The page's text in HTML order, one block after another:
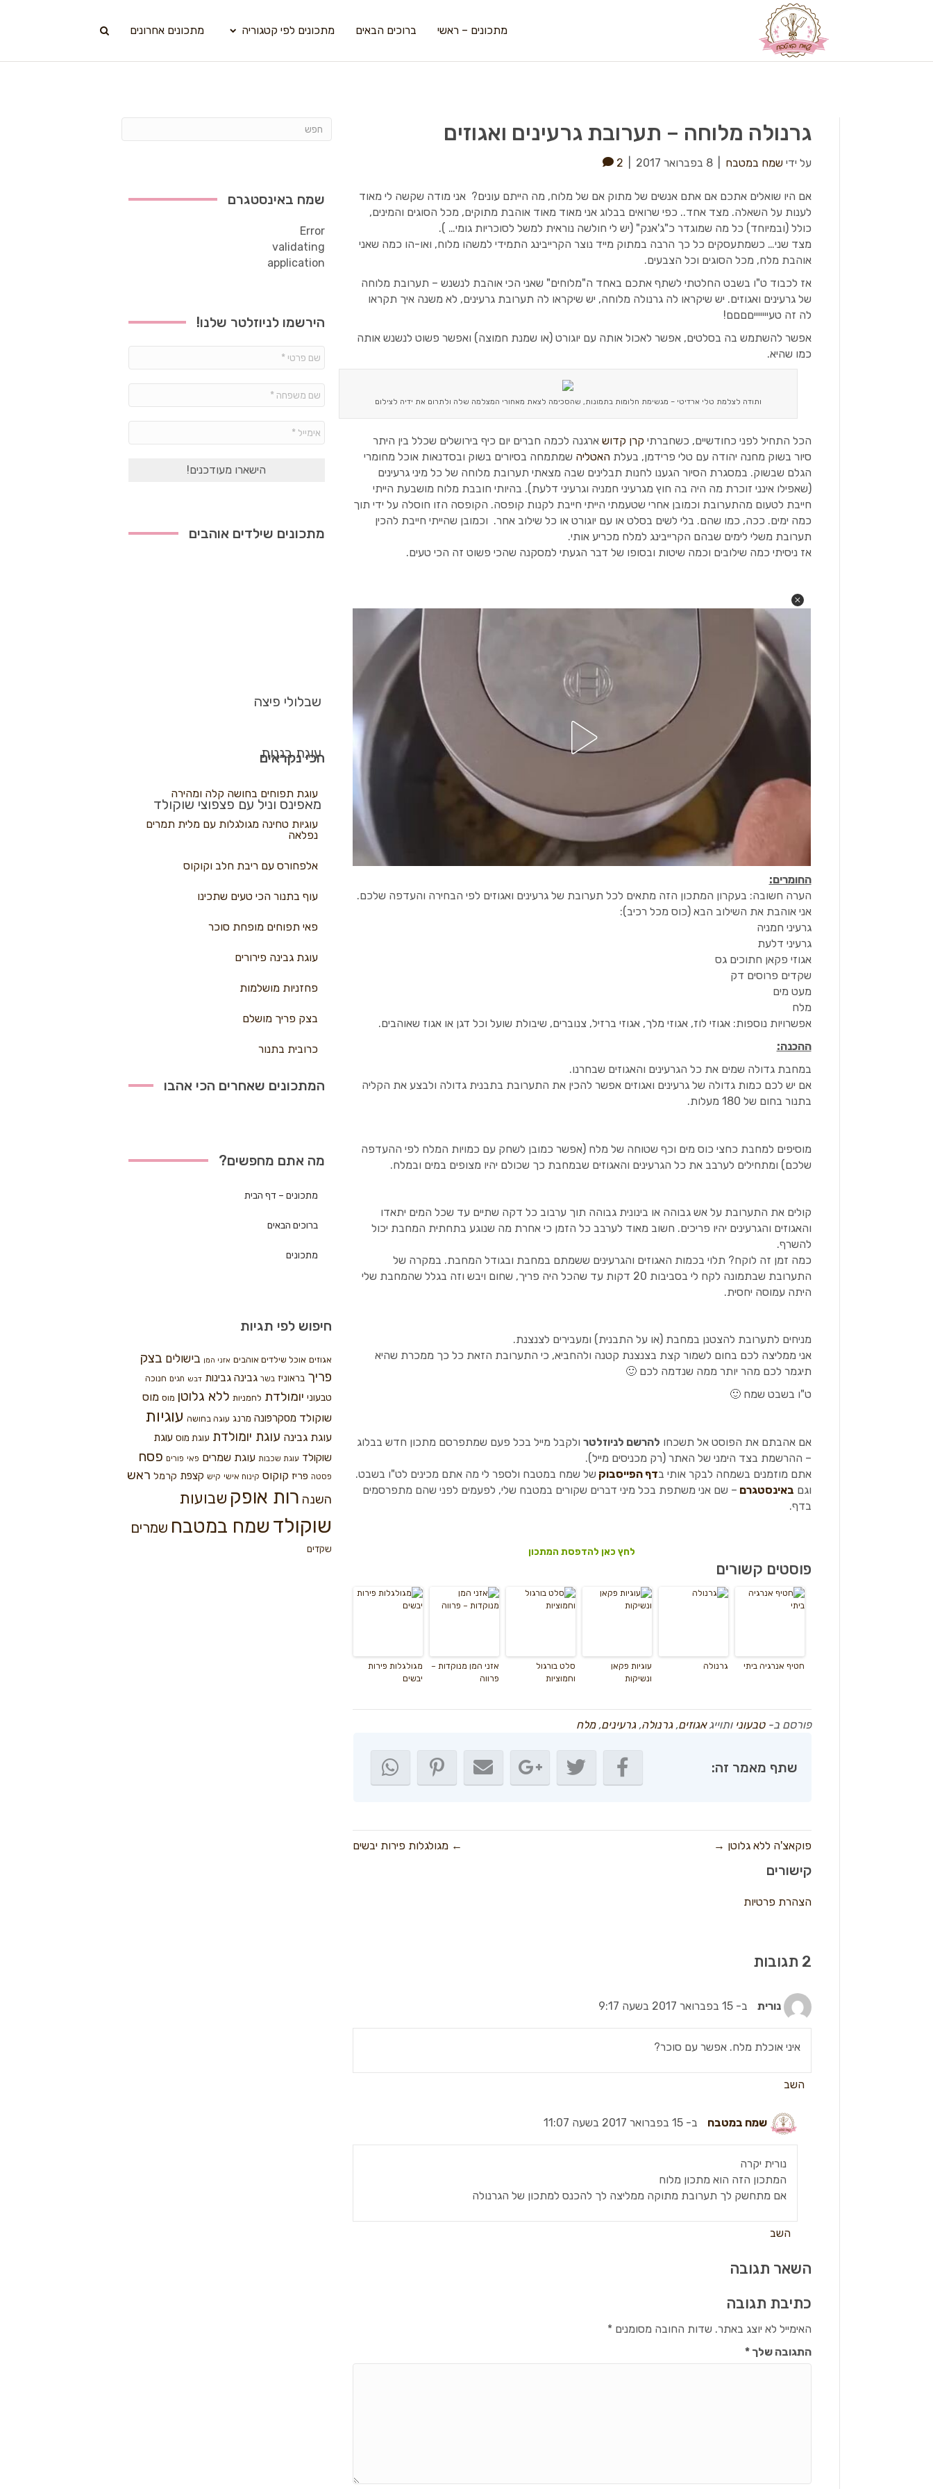
מתכונים – ראשי ברוכים הבאים מתכונים לפי קטגוריה מתכונים אחרונים
גרנולה מלוחה – תערובת גרעינים ואגוזים
על ידי שמח במטבח 8 בפברואר 2017 2
אם היו שואלים אתכם אם אתם אנשים של מתוק אם של מלוח, מה הייתם עונים? אני מודה שקשה לי מאוד
לענות על השאלה. מצד אחד.. כפי שרואים בבלוג אני מאוד מאוד אוהבת מתוקים, מכל הסוגים והמינים,
כולל (ובמיוחד) כל מה שמוגדר כ"ג'אנק" (יש לי חולשה נוראית למשל לסוכריות גומי… ).
מצד שני… כשמתעסקים כל כך הרבה במתוק מייד נוצר הקרייבינג התמידי למשהו מלוח, ואו-הו כמה שאני
אוהבת מלח, מכל הסוגים וכל הצבעים.
אז לכבוד ט"ו בשבט החלטתי לשתף אתכם באחד ה"מלוחים" שאני הכי אוהבת לנשנש – תערובת מלוחה
של גרעינים ואגוזים. יש שיקראו לה גרנולה מלוחה, יש שיקראו לה תערובת גרעינים, לא משנה איך תקראו
לה זה טעיייייייםםםם!
אפשר להשתמש בה בסלטים, אפשר לאכול אותה עם יוגורט (או שמנת חמוצה) ואפשר פשוט לנשנש אותה
כמו שהיא.
ותודה לצלמת טלי ארדיטי – מגשימת חלומות בתמונות, שהסכימה לצאת מאחורי המצלמה שלה ולתרום את ידיה לצילום
הכל התחיל לפני כחודשיים, כשחברתי קרן קדוש ארגנה לכמה חברים יום כיף בירושלים שכלל בין היתר
סיור בשוק מחנה יהודה עם טלי פרידמן, בעלת האטליה שמתמחה בסיורים בשוק ובסדנאות אוכל מחומרי
הגלם שבשוק. במסגרת הסיור הגענו לחנות תבלינים שבה מצאתי תערובת מלוחה של כל מיני גרעינים
(שאפילו אינני זוכרת מה היה בה חוץ מגרעיני חמניה וגרעיני דלעת). בהיותי חובבת מלוח מושבעת הייתי
חייבת לטעום מהתערובת וכמובן אחרי שטעמתי הייתי חייבת לקנות קופסה. הקופסה הזו חוסלה על ידי תוך
כמה ימים. ככה, כמו שהם. בלי לשים בסלט או עם יוגורט או כל שילוב אחר. וכמובן שהייתי חייבת להכין
תערובת משלי לימים שבהם הקרייבינג למלח מכריע אותי.
אז ניסיתי כמה שילובים וכמה שיטות ובסופו של דבר הגעתי למסקנה שהכי פשוט זה הכי טעים.
החומרים:
הערה חשובה: בעקרון המתכון הזה מתאים לכל תערובת של גרעינים ואגוזים לפי הבחירה והעדפה שלכם.
אני אוהבת את השילוב הבא (כוס מכל רכיב):
גרעיני חמניה
גרעיני דלעת
אגוזי פקאן חתוכים גס
שקדים פרוסים דק
מעט מים
מלח
אפשרויות נוספות: אגוזי לוז, אגוזי מלך, אגוזי ברזיל, צנוברים, שיבולת שועל וכל דגן או אגוז שאוהבים.
ההכנה:
במחבת גדולה שמים את כל הגרעינים והאגוזים שבחרנו.
אם יש לכם כמות גדולה של גרעינים ואגוזים אפשר להכין את התערובת בתבנית גדולה ולבצע את הקליה
בתנור בחום של 180 מעלות.
מוסיפים למחבת כחצי כוס מים וכף שטוחה של מלח (אפשר כמובן לשחק עם כמויות המלח לפי ההעדפה
שלכם) ומתחילים לערבב את כל הגרעינים והאגוזים שבמחבת כך שכולם יהיו מצופים במים ובמלח.
קולים את התערובת על אש גבוהה או בינונית גבוהה תוך ערבוב כל דקה שתיים עד שכל המים יתאדו
והאגוזים והגרעינים יהיו פריכים. חשוב מאוד לערבב כל הזמן כי אחרת מה שנוגע בתחתית המחבת יכול
להשרף.
כמה זמן זה לוקח? תלוי בכמות האגוזים והגרעינים ששמתם במחבת ובגודל המחבת. במקרה של
התערובת שבתמונה לקח לי בסביבות 20 דקות עד שהכל היה פריך, שחום ויבש וזה בגלל שהמחבת שלי
היתה עמוסה יחסית.
מניחים לתערובת להצטנן במחבת (או על התבנית) ומעבירים לצנצנת.
אני ממליצה לכם בחום לשמור קצת בצנצנת קטנה ולהחביא, כי התערובת הזאת כל כך ממכרת שהיא
תיגמר לכם מהר יותר ממה שנדמה לכם 🙂
ט"ו בשבט שמח 🙂
אם אהבתם את הפוסט אל תשכחו להרשם לניוזלטר ולקבל מייל בכל פעם שמתפרסם מתכון חדש בבלוג
– ההרשמת בצד הימני של האתר (רק מכניסים מייל).
אתם מוזמנים בשמחה לבקר אותי בדף הפייסבוק של שמח במטבח ולספר לי מה אתם מכינים לט"ו בשבט.
וגם באינסטגרם – שם אני משתפת בכל מיני דברים שקורים במטבח שלי, לפעמים לפני שהם מתפרסמים
בדף.
לחץ כאן להדפסת המתכון
פוסטים קשורים
חטיף אנרגיה ביתי גרנולה
עוגיות פקאן
ונשיקות
סלט בורגול
וחמוציות
אזני המן מנוקדות –
פרווה
מגולגלות פירות
יבשים
פורסם ב-טבעוני ותוייגאגוזים,גרנולה,גרעינים,מלח
שתף מאמר זה:
← מגולגלות פירות יבשים פוקאצ'ה ללא גלוטן →
קישורים
הצהרת פרטיות
נורית ב- 15 בפברואר 2017 בשעה 9:17
איני אוכלת מלח. אפשר עם סוכר?
השב
שמח במטבח ב- 15 בפברואר 2017 בשעה 11:07
נורית יקרה
המתכון הזה הוא מתכון מלוח
אם מתחשק לך תערובת מתוקה ממליצה לך להכנס למתכון של הגרנולה
השב
השאר תגובה
כתיבת תגובה
האימייל לא יוצג באתר. שדות החובה מסומנים*
התגובה שלך*
שמח באינסטגרם
Error
validating
application
הירשמו לניוזלטר שלנו!
פרטי
משפחה
*
מתכונים שילדים אוהבים
שבלולי פיצה
עוגת בננות
מאפינס וניל עם פצפוצי שוקולד
הכי נקראים
עוגת תפוחים בחושה קלה ומהירה
עוגיות טחינה מגולגלות עם מלית תמרים
נפלאה
אלפחורס עם ריבת חלב וקוקוס
עוף בתנור הכי טעים שתכינו
פאי תפוחים מופחת סוכר
עוגת גבינה פירורים
פחזניות מושלמות
בצק פריך מושלם
כרובית בתנור
המתכונים שאחרים הכי אהבו
מה אתם מחפשים?
מתכונים – דף הבית
ברוכים הבאים
מתכונים
חיפוש לפי תגיות
אגוזים אוכל שילדים אוהבים אזני המן בישולים בצק
פריך בראוניז בשר גבינה גבינות דבש חגים חנוכה
טבעוני יומולדת לחמניות ללא גלוטן מוס מוס
שוקולד מסקרפונה מרנג עוגה בחושה עוגיות
עוגת גבינה עוגת יומולדת עוגת מוס עוגת
שוקולד עוגת שכבות עוגת שמרים פאי פורים פסח
פסטה פריז קוקוס קינוח אישי קיש קצפת קרמל ראש
השנה רות אופק שבועות
שוקולד שמח במטבח שמרים
שקדים